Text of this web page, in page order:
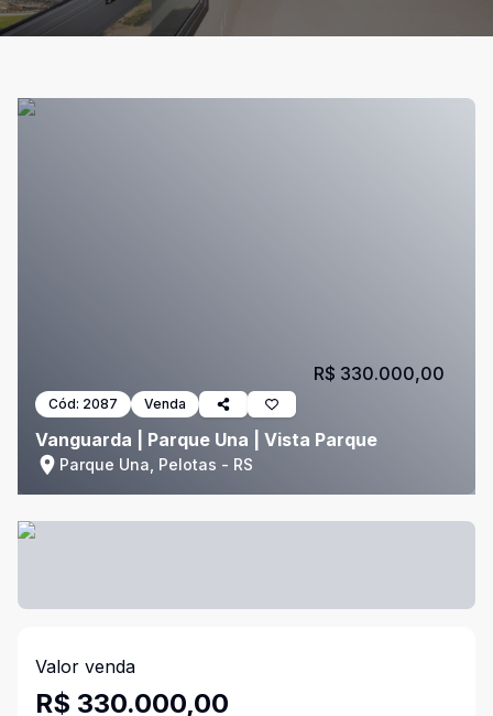
Cód: 2087 Venda
Vanguarda | Parque Una | Vista Parque
Parque Una, Pelotas - RS
R$ 330.000,00
Valor venda
R$ 330.000,00